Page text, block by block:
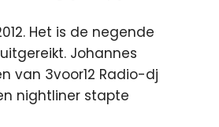
Het is de negende
Johannes
van 3voor12 Radio-dj
nightliner stapte